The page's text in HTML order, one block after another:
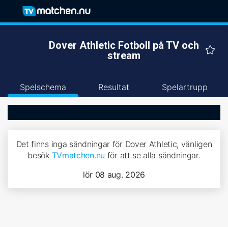
Dover Athletic Fotboll på TV och
stream
Spelschema Resultat Spelartrupp
Det finns inga sändningar för Dover Athletic, vänligen
besök TVmatchen.nu för att se alla sändningar.
lör 08 aug. 2026